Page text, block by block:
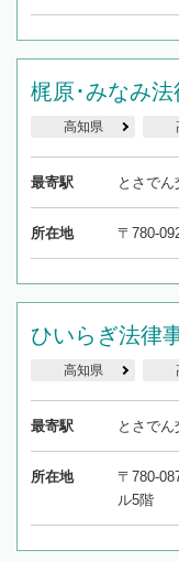
梶原･みなみ
高知県
最寄駅 とさで
所在地 〒780-
ひいらぎ法律
高知県
最寄駅 とさで
所在地
〒780-
ル5階